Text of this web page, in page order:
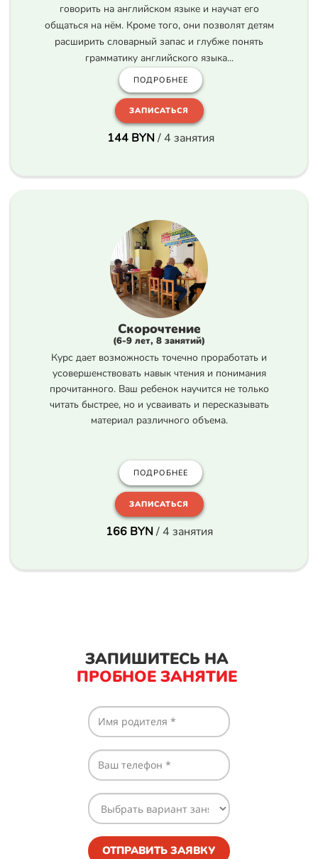
говорить на английском языке и научат его
общаться на нём. Кроме того, они позволят детям
расширить словарный запас и глубже понять
грамматику английского языка...
ПОДРОБНЕЕ
ЗАПИСАТЬСЯ
144BYN/ 4 занятия
Скорочтение
(6-9 лет, 8 занятий)
Курс дает возможность точечно проработать и
усовершенствовать навык чтения и понимания
прочитанного. Ваш ребенок научится не только
читать быстрее, но и усваивать и пересказывать
материал различного объема.
ПОДРОБНЕЕ
ЗАПИСАТЬСЯ
166 BYN/ 4 занятия
ЗАПИШИТЕСЬ НА
ПРОБНОЕ ЗАНЯТИЕ
ОТПРАВИТЬ ЗАЯВКУ